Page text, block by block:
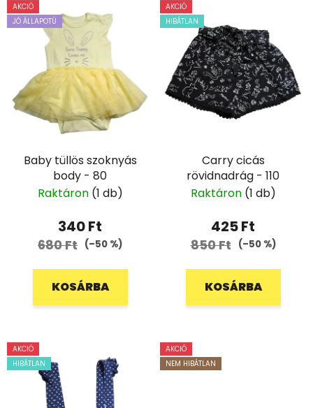
AKCIÓ
JÓ ÁLLAPOTÚ
Baby tüllös szoknyás
body - 80
Raktáron (1 db)
340 Ft
680 Ft (–50 %)
KOSÁRBA
AKCIÓ
HIBÁTLAN
Carry cicás
rövidnadrág - 110
Raktáron (1 db)
425 Ft
850 Ft (–50 %)
KOSÁRBA
AKCIÓ
HIBÁTLAN
AKCIÓ
NEM HIBÁTLAN